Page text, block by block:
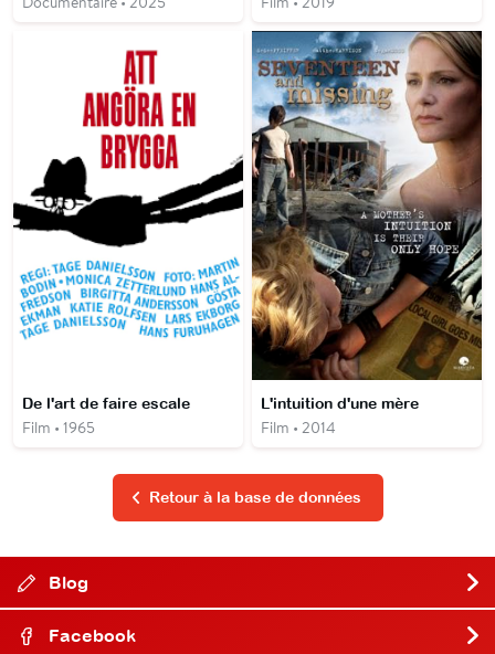
De l'art de faire escale
Film • 1965
L'intuition d'une mère
Film • 2014
Retour à la base de données
Blog
Facebook